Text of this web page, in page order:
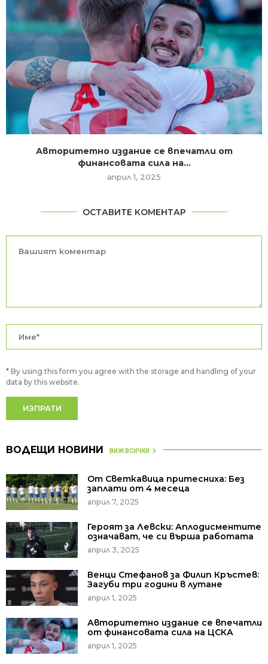
Авторитетно издание се впечатли от
финансовата сила на...
април 1, 2025
ОСТАВИТЕ КОМЕНТАР
* By using this form you agree with the storage and handling of your
data by this website.
ВОДЕЩИ НОВИНИ ВИЖ ВСИЧКИ
От Светкавица притесниха: Без
заплати от 4 месеца
април 7, 2025
Героят за Левски: Аплодисментите
означават, че си върша работата
април 3, 2025
Венци Стефанов за Филип Кръстев:
Загуби три години в лутане
април 1, 2025
Авторитетно издание се впечатли
от финансовата сила на ЦСКА
април 1, 2025